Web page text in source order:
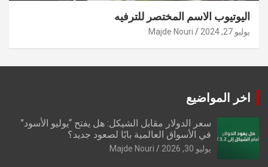
اليوتيوب الاسم المختصر للترفيه
يوليو 27, 2024 Majde Nouri
اخر المواضيع
سعر الدولار مقابل الشيكل: هل يفتح “يوليو الأسود”
في الأسواق العالمية بابًا لصعود جديد؟
يوليو 30, 2026 Majde Nouri